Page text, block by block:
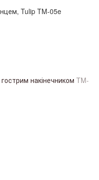
Tulip TM-05e